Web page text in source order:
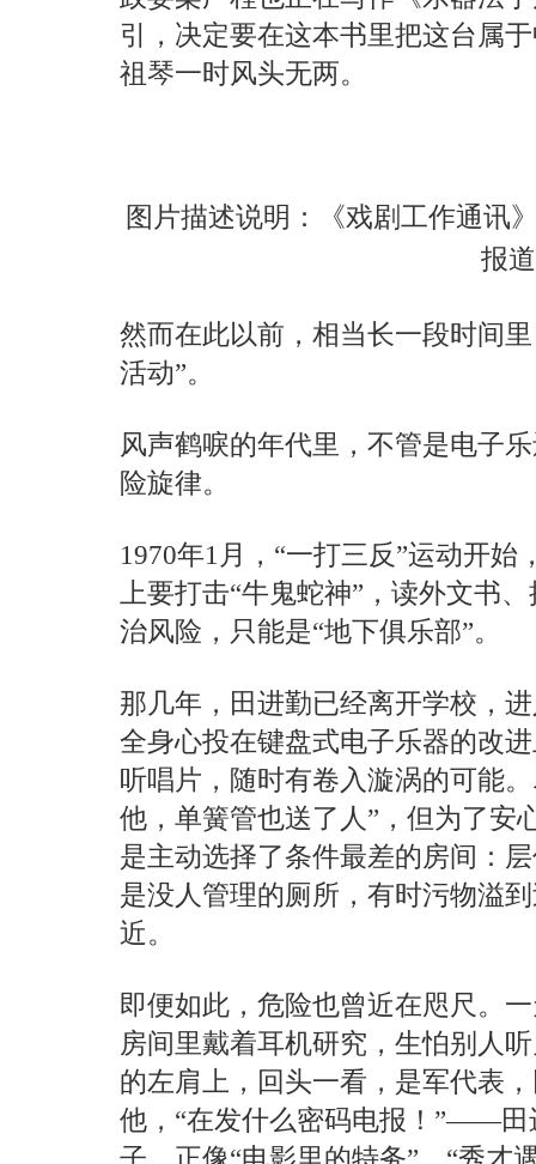
引，决定要在这本书里把这台属
祖琴一时风头无两。
图片描述说明：《戏剧工作通讯
报道
然而在此以前，相当长一段时间
活动”。
风声鹤唳的年代里，不管是电子
险旋律。
1970年1月，“一打三反”运动开
上要打击“牛鬼蛇神”，读外文书
治风险，只能是“地下俱乐部”。
那几年，田进勤已经离开学校，
全身心投在键盘式电子乐器的改
听唱片，随时有卷入漩涡的可能
他，单簧管也送了人”，但为了安
是主动选择了条件最差的房间：
是没人管理的厕所，有时污物溢
近。
即便如此，危险也曾近在咫尺。
房间里戴着耳机研究，生怕别人
的左肩上，回头一看，是军代表
他，“在发什么密码电报！”——田